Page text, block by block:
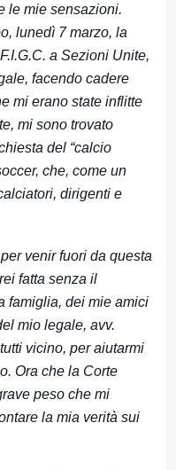
le mie sensazioni.
lunedì 7 marzo, la
a Sezioni Unite,
facendo cadere
mi erano state inflitte
mi sono trovato
del “calcio
che, come un
dirigenti e
venir fuori da questa
fatta senza il
famiglia, dei mie amici
mio legale, avv.
vicino, per aiutarmi
Ora che la Corte
peso che mi
la mia verità sui